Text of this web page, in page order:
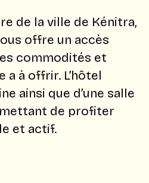
de la ville de Kénitra,
offre un accès
commodités et
a à offrir. L’hôtel
ainsi que d’une salle
de profiter
et actif.